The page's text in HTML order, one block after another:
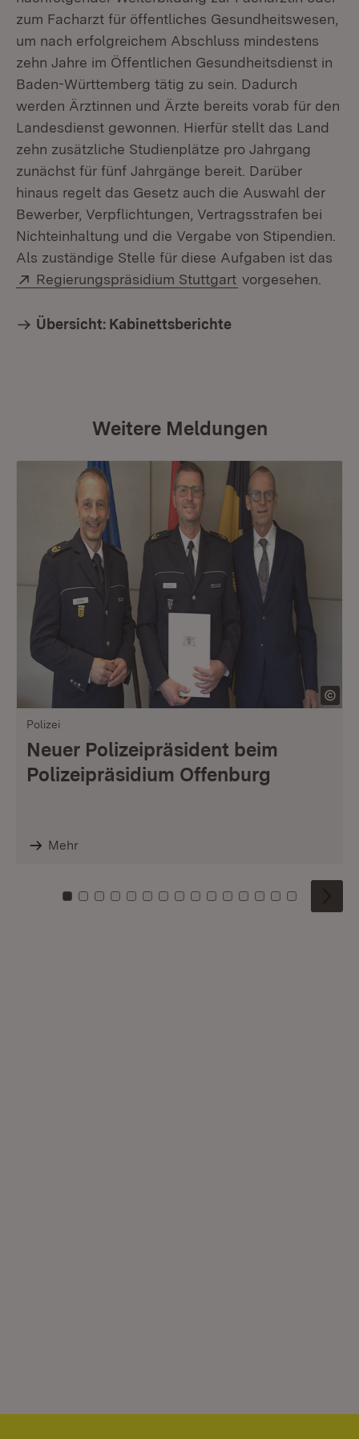
zum Facharzt für öffentliches Gesundheitswesen,
um nach erfolgreichem Abschluss mindestens
zehn Jahre im Öffentlichen Gesundheitsdienst in
Baden-Württemberg tätig zu sein. Dadurch
werden Ärztinnen und Ärzte bereits vorab für den
Landesdienst gewonnen. Hierfür stellt das Land
zehn zusätzliche Studienplätze pro Jahrgang
zunächst für fünf Jahrgänge bereit. Darüber
hinaus regelt das Gesetz auch die Auswahl der
Bewerber, Verpflichtungen, Vertragsstrafen bei
Nichteinhaltung und die Vergabe von Stipendien.
Als zuständige Stelle für diese Aufgaben ist das
Extern:
Regierungspräsidium Stuttgart (Öffnet in neuem
vorgesehen.
Übersicht: Kabinettsberichte
Weitere Meldungen
Polizei
Neuer Polizeipräsident beim
Polizeipräsidium Offenburg
Mehr
Zu Kachel: 0
Zu Kachel: 1
Zu Kachel: 2
Zu Kachel: 3
Zu Kachel: 4
Zu Kachel: 5
Zu Kachel: 6
Zu Kachel: 7
Zu Kachel: 8
Zu Kachel: 9
Zu Kachel: 10
Zu Kachel: 11
Zu Kachel: 12
Zu Kachel:
Zu